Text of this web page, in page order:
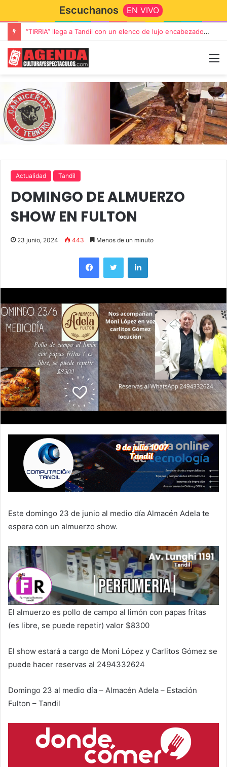
Escuchanos EN VIVO
Rata Blanca regresa a Tandil con un show demoledor en el Estadio Unión y Progreso
Actualidad Tandil
DOMINGO DE ALMUERZO
SHOW EN FULTON
23 junio, 2024 443 Menos de un minuto
Este domingo 23 de junio al medio día Almacén Adela te
espera con un almuerzo show.
El almuerzo es pollo de campo al limón con papas fritas
(es libre, se puede repetir) valor $8300
El show estará a cargo de Moni López y Carlitos Gómez se
puede hacer reservas al 2494332624
Domingo 23 al medio día – Almacén Adela – Estación
Fulton – Tandil